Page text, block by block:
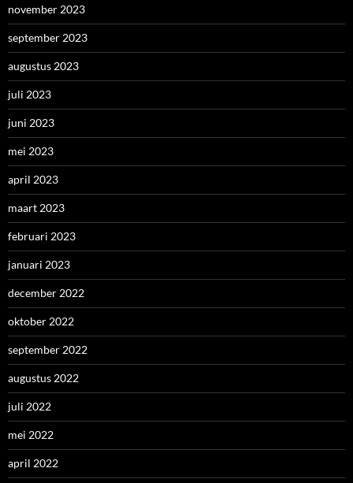
november 2023
september 2023
augustus 2023
juli 2023
juni 2023
mei 2023
april 2023
maart 2023
februari 2023
januari 2023
december 2022
oktober 2022
september 2022
augustus 2022
juli 2022
mei 2022
april 2022